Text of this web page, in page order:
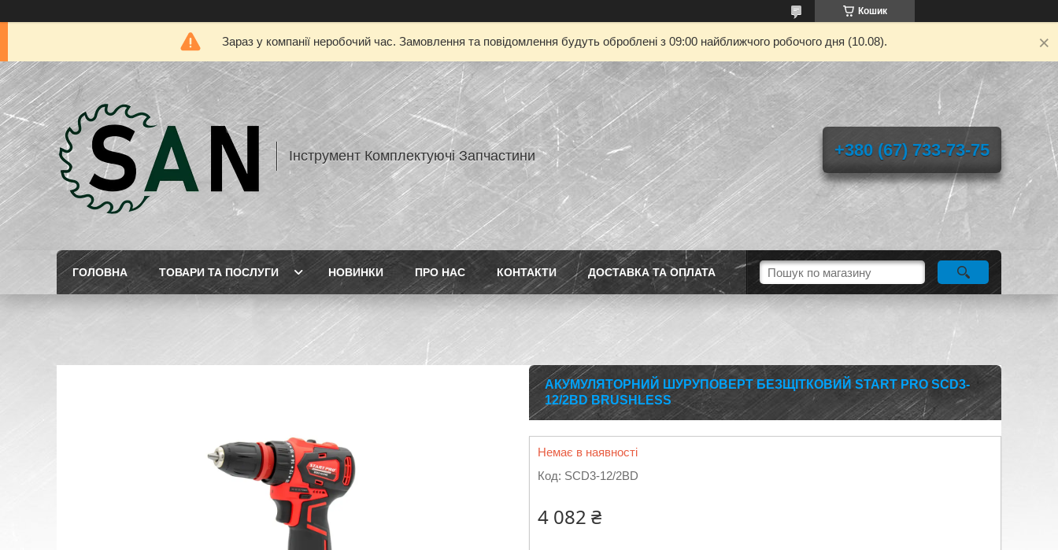
Кошик
Зараз у компанії неробочий час. Замовлення та повідомлення будуть оброблені з 09:00 найближчого робочого дня (10.08).
Інструмент Комплектуючі Запчастини +380 (67) 733-73-75
ГОЛОВНА ТОВАРИ ТА ПОСЛУГИ НОВИНКИ ПРО НАС КОНТАКТИ ДОСТАВКА ТА ОПЛАТА
АКУМУЛЯТОРНИЙ ШУРУПОВЕРТ БЕЗЩІТКОВИЙ START PRO SCD3-
12/2BD BRUSHLESS
Немає в наявності
Код: SCD3-12/2BD
4 082 ₴